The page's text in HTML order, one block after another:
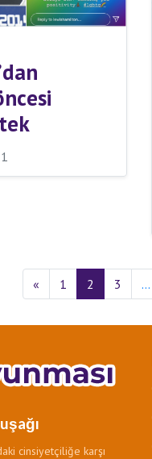
« 1 2 3 …
cinsiyetçiliğe karşı